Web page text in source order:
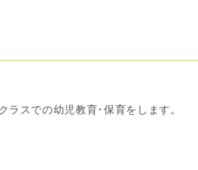
スでの幼児教育･保育をします。